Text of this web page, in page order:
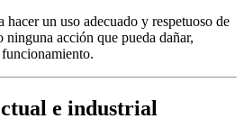
hacer un uso adecuado y respetuoso de
acción que pueda dañar,
e industrial